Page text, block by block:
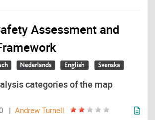
Assessment and
categories of the map
| Andrew Turnell